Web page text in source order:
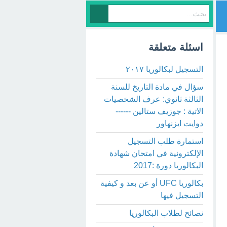
اسئلة متعلقة
التسجيل لبكالوريا ٢٠١٧
سؤال في مادة التاريخ للسنة
الثالثة ثانوي: عرف الشخصيات
الاتية : جوزيف ستالين ------
دوايت ايزنهاور
استمارة طلب التسجيل
الإلكترونية في امتحان شهادة
البكالوريا دورة :2017
بكالوريا UFC أو عن بعد و كيفية
التسجيل فيها
نصائح لطلاب البكالوريا